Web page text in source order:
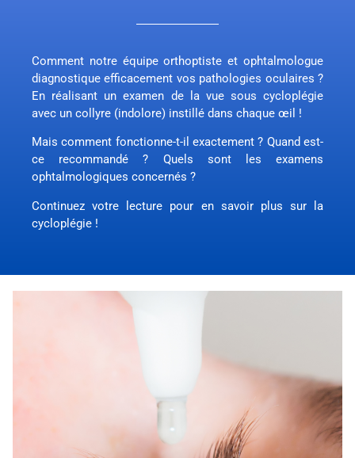
Comment notre équipe orthoptiste et ophtalmologue
diagnostique efficacement vos pathologies oculaires ?
En réalisant un examen de la vue sous cycloplégie
avec un collyre (indolore) instillé dans chaque œil !
Mais comment fonctionne-t-il exactement ? Quand est-
ce recommandé ? Quels sont les examens
ophtalmologiques concernés ?
Continuez votre lecture pour en savoir plus sur la
cycloplégie !